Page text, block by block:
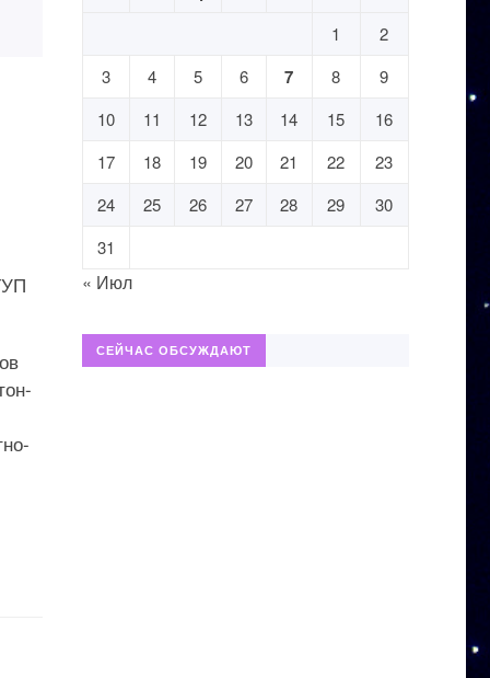
1
2
3
4 5 6 7 8
9
10
11 12 13 14 15
16
17
18 19 20 21 22
23
24
25 26 27 28 29
30
31
« Июл
СЕЙЧАС ОБСУЖДАЮТ